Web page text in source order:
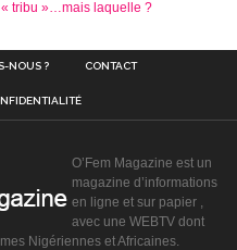
« tribu »…mais laquelle ?
NOUS ? CONTACT
O’Fem Magazine est un
magazine d’informations
en ligne et sur papier ,
avec une WEBTV dont
Nigériennes et Africaines.